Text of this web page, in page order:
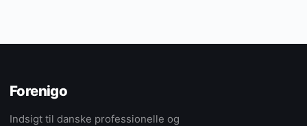
Forenigo
Indsigt til danske professionelle og